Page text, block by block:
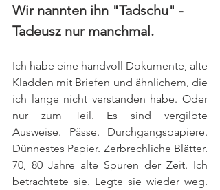
Wir nannten ihn "Tadschu" -
Tadeusz nur manchmal.
Ich habe eine handvoll Dokumente, alte
Kladden mit Briefen und ähnlichem, die
ich lange nicht verstanden habe. Oder
nur zum Teil. Es sind vergilbte
Ausweise. Pässe. Durchgangspapiere.
Dünnestes Papier. Zerbrechliche Blätter.
70, 80 Jahre alte Spuren der Zeit. Ich
betrachtete sie. Legte sie wieder weg.